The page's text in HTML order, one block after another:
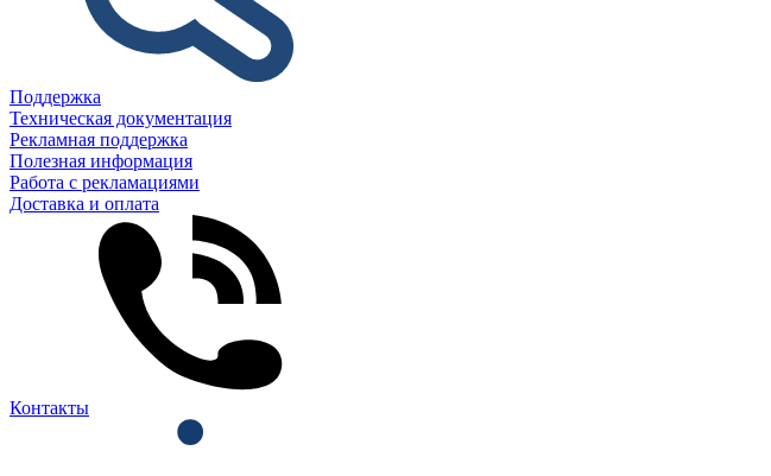
Поддержка
Техническая документация
Рекламная поддержка
Полезная информация
Работа с рекламациями
Доставка и оплата
Контакты